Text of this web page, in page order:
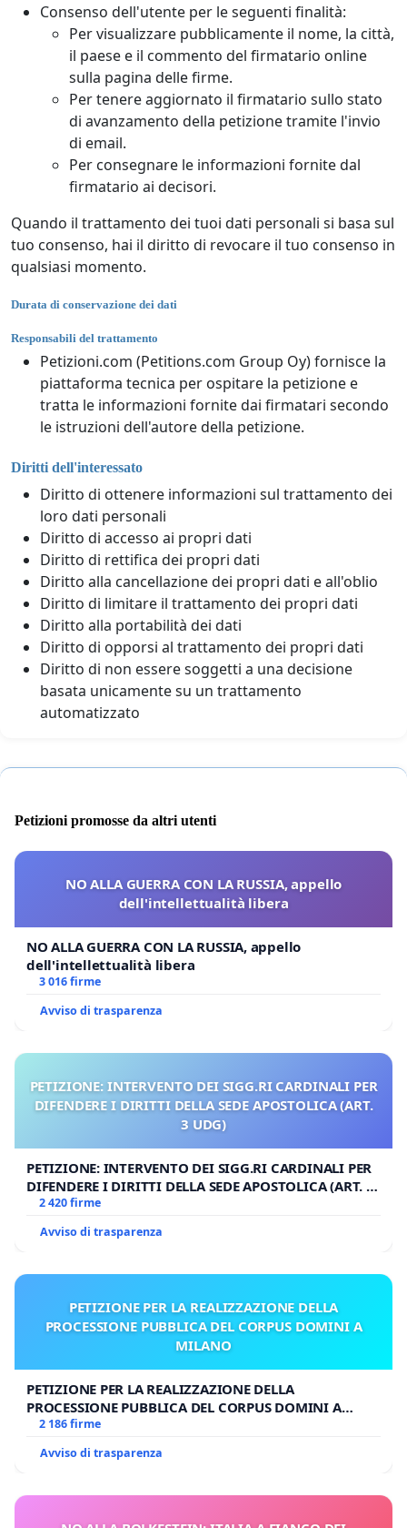
Consenso dell'utente per le seguenti finalità:
Per visualizzare pubblicamente il nome, la città,
il paese e il commento del firmatario online
sulla pagina delle firme.
Per tenere aggiornato il firmatario sullo stato
di avanzamento della petizione tramite l'invio
di email.
Per consegnare le informazioni fornite dal
firmatario ai decisori.
Quando il trattamento dei tuoi dati personali si basa sul
tuo consenso, hai il diritto di revocare il tuo consenso in
qualsiasi momento.
Durata di conservazione dei dati
Responsabili del trattamento
Petizioni.com (Petitions.com Group Oy) fornisce la
piattaforma tecnica per ospitare la petizione e
tratta le informazioni fornite dai firmatari secondo
le istruzioni dell'autore della petizione.
Diritti dell'interessato
Diritto di ottenere informazioni sul trattamento dei
loro dati personali
Diritto di accesso ai propri dati
Diritto di rettifica dei propri dati
Diritto alla cancellazione dei propri dati e all'oblio
Diritto di limitare il trattamento dei propri dati
Diritto alla portabilità dei dati
Diritto di opporsi al trattamento dei propri dati
Diritto di non essere soggetti a una decisione
basata unicamente su un trattamento
automatizzato
Petizioni promosse da altri utenti
NO ALLA GUERRA CON LA RUSSIA, appello
dell'intellettualità libera
NO ALLA GUERRA CON LA RUSSIA, appello
dell'intellettualità libera
3 016 firme
Avviso di trasparenza
PETIZIONE: INTERVENTO DEI SIGG.RI CARDINALI PER
DIFENDERE I DIRITTI DELLA SEDE APOSTOLICA (ART.
3 UDG)
PETIZIONE: INTERVENTO DEI SIGG.RI CARDINALI PER
DIFENDERE I DIRITTI DELLA SEDE APOSTOLICA (ART. 3
UDG)
2 420 firme
Avviso di trasparenza
PETIZIONE PER LA REALIZZAZIONE DELLA
PROCESSIONE PUBBLICA DEL CORPUS DOMINI A
MILANO
PETIZIONE PER LA REALIZZAZIONE DELLA
PROCESSIONE PUBBLICA DEL CORPUS DOMINI A
MILANO
2 186 firme
Avviso di trasparenza